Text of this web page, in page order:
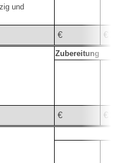
und
€ €
Zubereitung
€ €